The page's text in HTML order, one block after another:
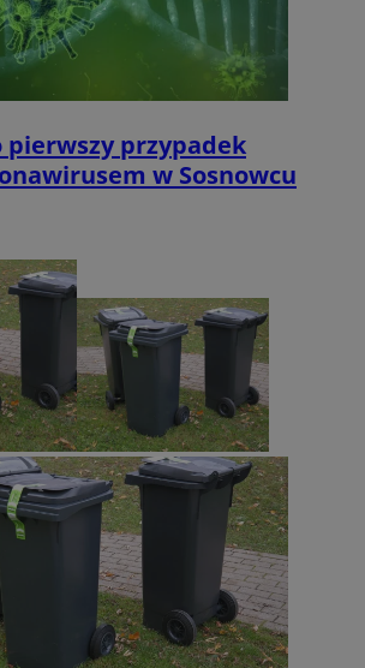
przypadek
w Sosnowcu